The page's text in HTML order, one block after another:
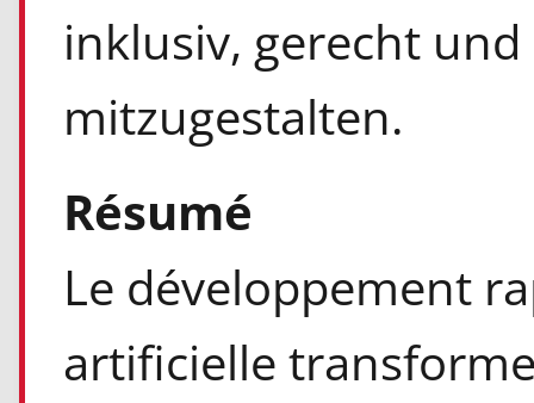
inklusiv, gerecht
mitzugestalten.
Résumé
Le développement
artificielle